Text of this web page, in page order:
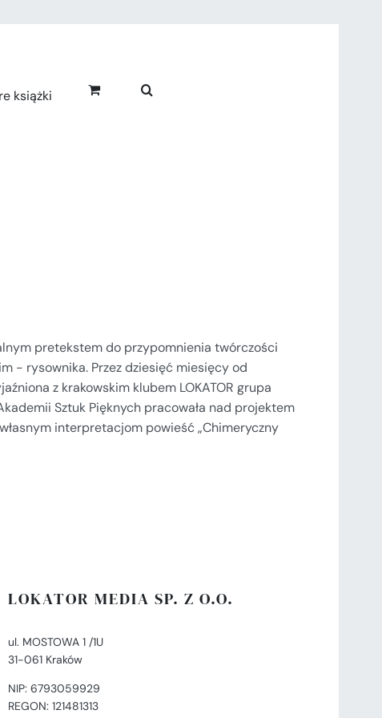
książki
pretekstem do przypomnienia twórczości
- rysownika. Przez dziesięć miesięcy od
z krakowskim klubem LOKATOR grupa
Sztuk Pięknych pracowała nad projektem
interpretacjom powieść „Chimeryczny
LOKATOR MEDIA SP. Z O.O.
ul. MOSTOWA 1 /1U
31-061 Kraków
NIP: 6793059929
REGON: 121481313